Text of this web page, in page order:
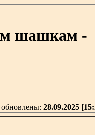
шашкам -
28.09.2025